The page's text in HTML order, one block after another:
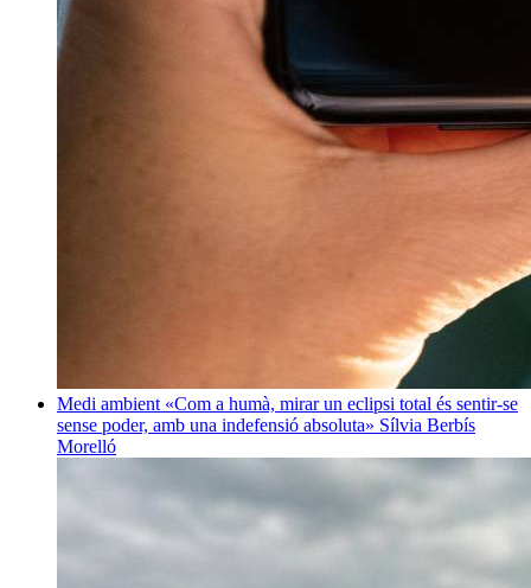
Medi ambient «Com a humà, mirar un eclipsi total és sentir-se
sense poder, amb una indefensió absoluta» Sílvia Berbís
Morelló